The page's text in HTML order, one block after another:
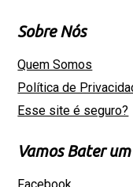
Sobre Nós
Quem Somos
Política de
Esse site é seguro?
Vamos Bater